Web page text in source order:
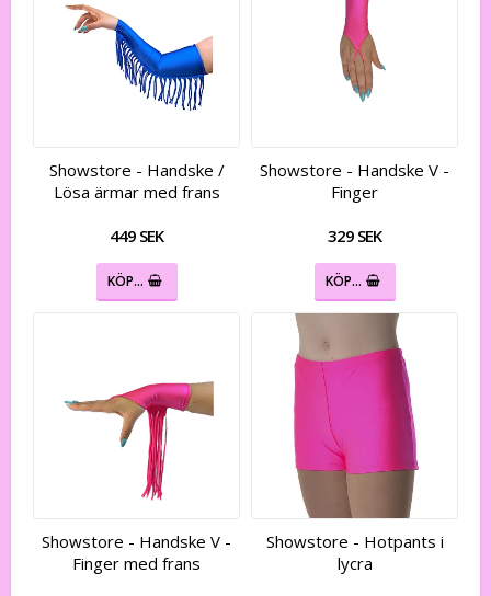
Showstore - Handske /
Lösa ärmar med frans
449 SEK
KÖP…
Showstore - Handske V -
Finger
329 SEK
KÖP…
Showstore - Handske V -
Finger med frans
Showstore - Hotpants i
lycra